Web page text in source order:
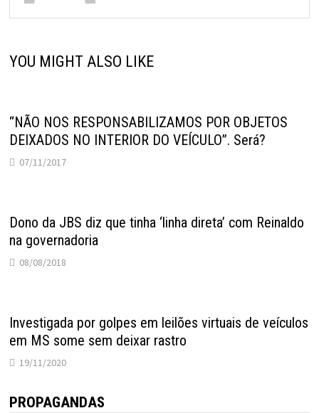
YOU MIGHT ALSO LIKE
“NÃO NOS RESPONSABILIZAMOS POR OBJETOS
DEIXADOS NO INTERIOR DO VEÍCULO”. Será?
07/11/2017
Dono da JBS diz que tinha ‘linha direta’ com Reinaldo
na governadoria
08/08/2018
Investigada por golpes em leilões virtuais de veículos
em MS some sem deixar rastro
19/11/2020
PROPAGANDAS